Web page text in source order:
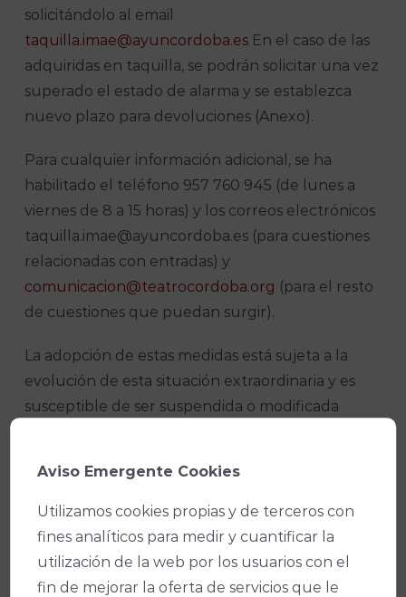
solicitándolo al email
taquilla.imae@ayuncordoba.es En el caso de las
adquiridas en taquilla, se podrán solicitar una vez
superado el estado de alarma y se establezca
nuevo plazo para devoluciones (Anexo).
Para cualquier información adicional, se ha
habilitado el teléfono 957 760 945 (de lunes a
viernes de 8 a 15 horas) y los correos electrónicos
taquilla.imae@ayuncordoba.es (para cuestiones
relacionadas con entradas) y
comunicacion@teatrocordoba.org (para el resto
de cuestiones que puedan surgir).
La adopción de estas medidas está sujeta a la
evolución de esta situación extraordinaria y es
susceptible de ser suspendida o modificada
Aprovechamos la ocasión para transmitir a todos
nuestros espectadores, nuestra ilusión por seguir
trabajando y que cuando todo esto pase vuelvan
a encontrar en nuestros teatros, el lugar de
encuentro y disfrute que siempre ha sido.
Aviso Emergente Cookies
Utilizamos cookies propias y de terceros con
fines analíticos para medir y cuantificar la
utilización de la web por los usuarios con el
fin de mejorar la oferta de servicios que le